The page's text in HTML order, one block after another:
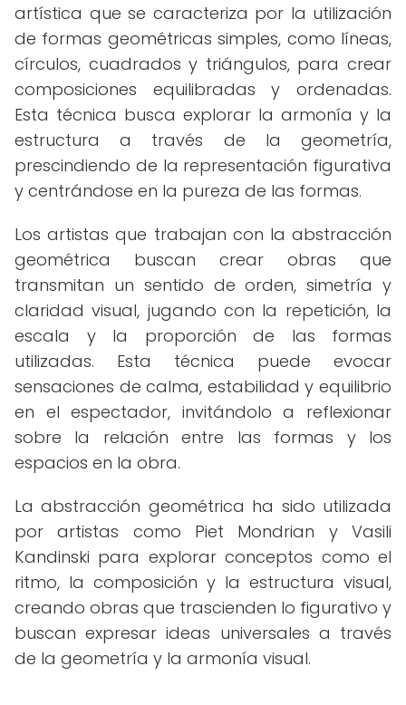
artística que se caracteriza por la utilización
de formas geométricas simples, como líneas,
círculos, cuadrados y triángulos, para crear
composiciones equilibradas y ordenadas.
Esta técnica busca explorar la armonía y la
estructura a través de la geometría,
prescindiendo de la representación figurativa
y centrándose en la pureza de las formas.
Los artistas que trabajan con la abstracción
geométrica buscan crear obras que
transmitan un sentido de orden, simetría y
claridad visual, jugando con la repetición, la
escala y la proporción de las formas
utilizadas. Esta técnica puede evocar
sensaciones de calma, estabilidad y equilibrio
en el espectador, invitándolo a reflexionar
sobre la relación entre las formas y los
espacios en la obra.
La abstracción geométrica ha sido utilizada
por artistas como Piet Mondrian y Vasili
Kandinski para explorar conceptos como el
ritmo, la composición y la estructura visual,
creando obras que trascienden lo figurativo y
buscan expresar ideas universales a través
de la geometría y la armonía visual.